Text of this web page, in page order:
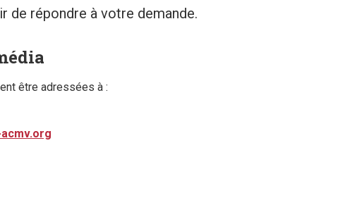
de répondre à votre demande.
être adressées à :